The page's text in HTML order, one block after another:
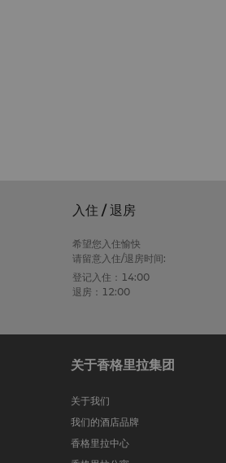
入住 / 退房
希望您入住愉快
请留意入住/退房时间:
登记入住：14:00
退房：12:00
关于香格里拉集团
关于我们
我们的酒店品牌
香格里拉中心